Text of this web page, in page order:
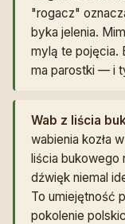
"rogacz"
byka jelenia.
mylą te pojęcia.
ma parostki — i
Wab z liścia
wabienia kozła
liścia bukowego
dźwięk niemal
To umiejętność
pokolenie